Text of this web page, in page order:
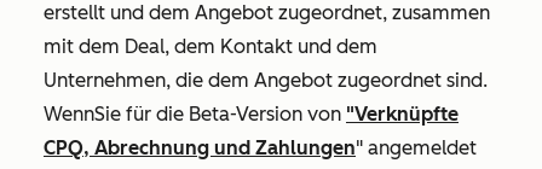
erstellt und dem Angebot zugeordnet, zusammen
mit dem Deal, dem Kontakt und dem
Unternehmen, die dem Angebot zugeordnet sind.
WennSie für die Beta-Version von "Verknüpfte
CPQ, Abrechnung und Zahlungen" angemeldet